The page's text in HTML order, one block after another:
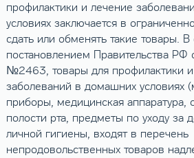
профилактики и лечение
условиях заключается в
сдать или обменять такие товары. В
постановлением Правительства
№2463, товары для профилактики
заболеваний в домашних условиях
приборы, медицинская аппаратура,
полости рта, предметы по уходу за
личной гигиены, входят в перечень
непродовольственных товаров